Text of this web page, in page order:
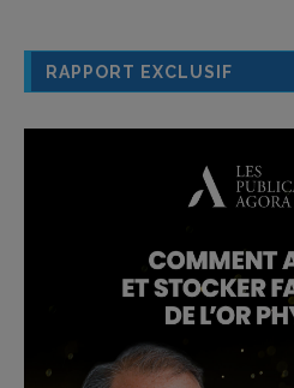
RAPPORT EXCLUSIF